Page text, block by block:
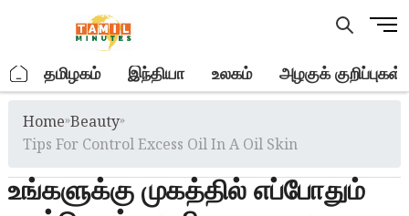
M
u
o
. தமிழகம் இந்தியா உலகம் அழகுக் குறிப்புகள்
Home»Beauty»
Tips For Control Excess Oil In A Oil Skin
உங்களுக்கு முகத்தில் எப்போதும்